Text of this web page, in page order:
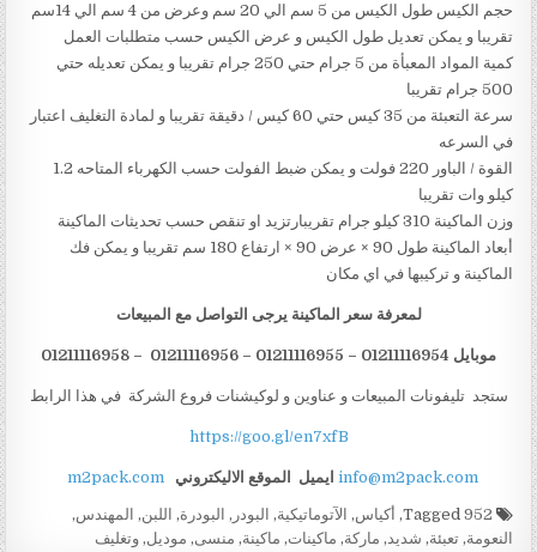
حجم الكيس طول الكيس من 5 سم الي 20 سم وعرض من 4 سم الي 14سم
تقريبا و يمكن تعديل طول الكيس و عرض الكيس حسب متطلبات العمل
كمية المواد المعبأة من 5 جرام حتي 250 جرام تقريبا و يمكن تعديله حتي
500 جرام تقريبا
سرعة التعبئة من 35 كيس حتي 60 كيس / دقيقة تقريبا و لمادة التغليف اعتبار
في السرعه
القوة / الباور 220 فولت و يمكن ضبط الفولت حسب الكهرباء المتاحه 1.2
كيلو وات تقريبا
وزن الماكينة 310 كيلو جرام تقريبارتزيد او تنقص حسب تحديثات الماكينة
أبعاد الماكينة طول 90 × عرض 90 × ارتفاع 180 سم تقريبا و يمكن فك
الماكينة و تركيبها في اي مكان
لمعرفة سعر الماكينة يرجى التواصل مع المبيعات
موبايل 01211116954 – 01211116955 – 01211116956 – 01211116958
ستجد تليفونات المبيعات و عناوين و لوكيشنات فروع الشركة في هذا الرابط
https://goo.gl/en7xfB
info@m2pack.com ايميل الموقع الاليكتروني m2pack.com
952
, أكياس, الآتوماتيكية, البودر , البودرة, اللبن, المهندس,
النعومة,تعبئة, شديد, ماركة, ماكينات, ماكينة, منسى, موديل,وتغليف